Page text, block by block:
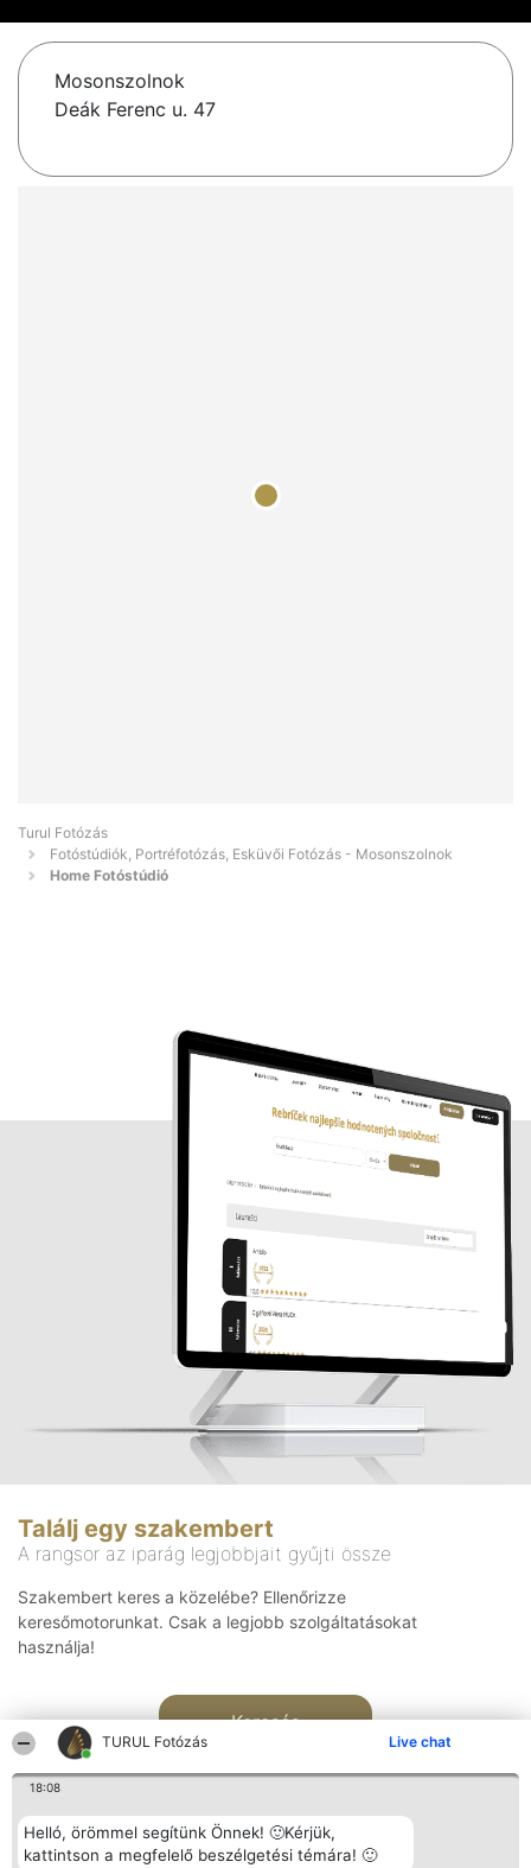
TURUL Fotózás Live chat
18:08
Helló, örömmel segítünk Önnek! 🙂Kérjük,
kattintson a megfelelő beszélgetési témára! 🙂
Mosonszolnok
Deák Ferenc u. 47
Turul Fotózás
Fotóstúdiók, Portréfotózás, Esküvői Fotózás - Mosonszolnok
Home Fotóstúdió
Találj egy szakembert
A rangsor az iparág legjobbjait gyűjti össze
Szakembert keres a közelébe? Ellenőrizze
keresőmotorunkat. Csak a legjobb szolgáltatásokat
használja!
Keresés